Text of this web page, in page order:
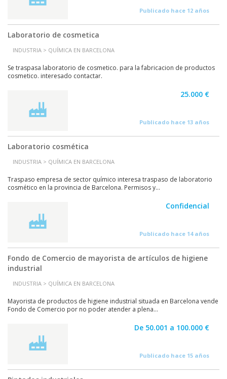
Publicado hace 12 años
Laboratorio de cosmetica
INDUSTRIA > QUÍMICA EN BARCELONA
Se traspasa laboratorio de cosmetico. para la fabricacion de productos
cosmetico. interesado contactar.
25.000 €
Publicado hace 13 años
Laboratorio cosmética
INDUSTRIA > QUÍMICA EN BARCELONA
Traspaso empresa de sector químico interesa traspaso de laboratorio
cosmético en la provincia de Barcelona. Permisos y...
Confidencial
Publicado hace 14 años
Fondo de Comercio de mayorista de artículos de higiene
industrial
INDUSTRIA > QUÍMICA EN BARCELONA
Mayorista de productos de higiene industrial situada en Barcelona vende
Fondo de Comercio por no poder atender a plena...
De 50.001 a 100.000 €
Publicado hace 15 años